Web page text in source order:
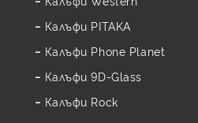
Калъфи PITAKA
Калъфи Phone Planet
Калъфи 9D-Glass
Калъфи Rock